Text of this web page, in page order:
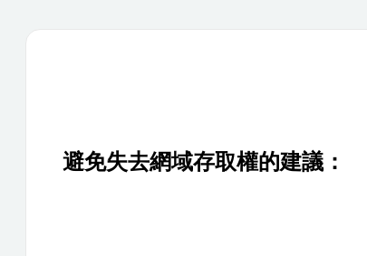
避免失去網域存取權的建議：